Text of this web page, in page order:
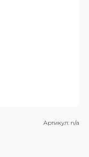
Артикул: n/a